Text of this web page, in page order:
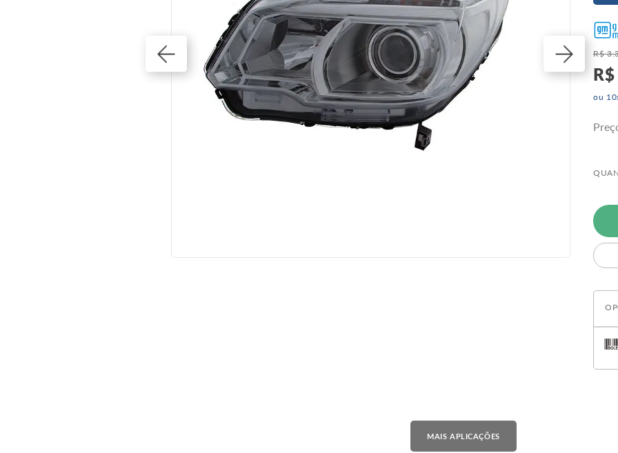
R$ 3.
R$
ou 10
MAIS APLICAÇÕES